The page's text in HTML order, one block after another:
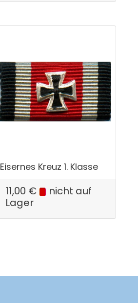
Eisernes Kreuz 1. Klasse
11,00 €
nicht auf
Lager